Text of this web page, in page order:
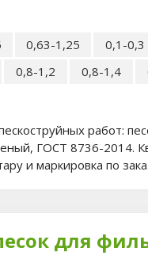
0,63-1,25
0,1-0,3
0,8-1,2 0,8-1,4
работ:
ГОСТ 8736-2014.
и маркировка по
для